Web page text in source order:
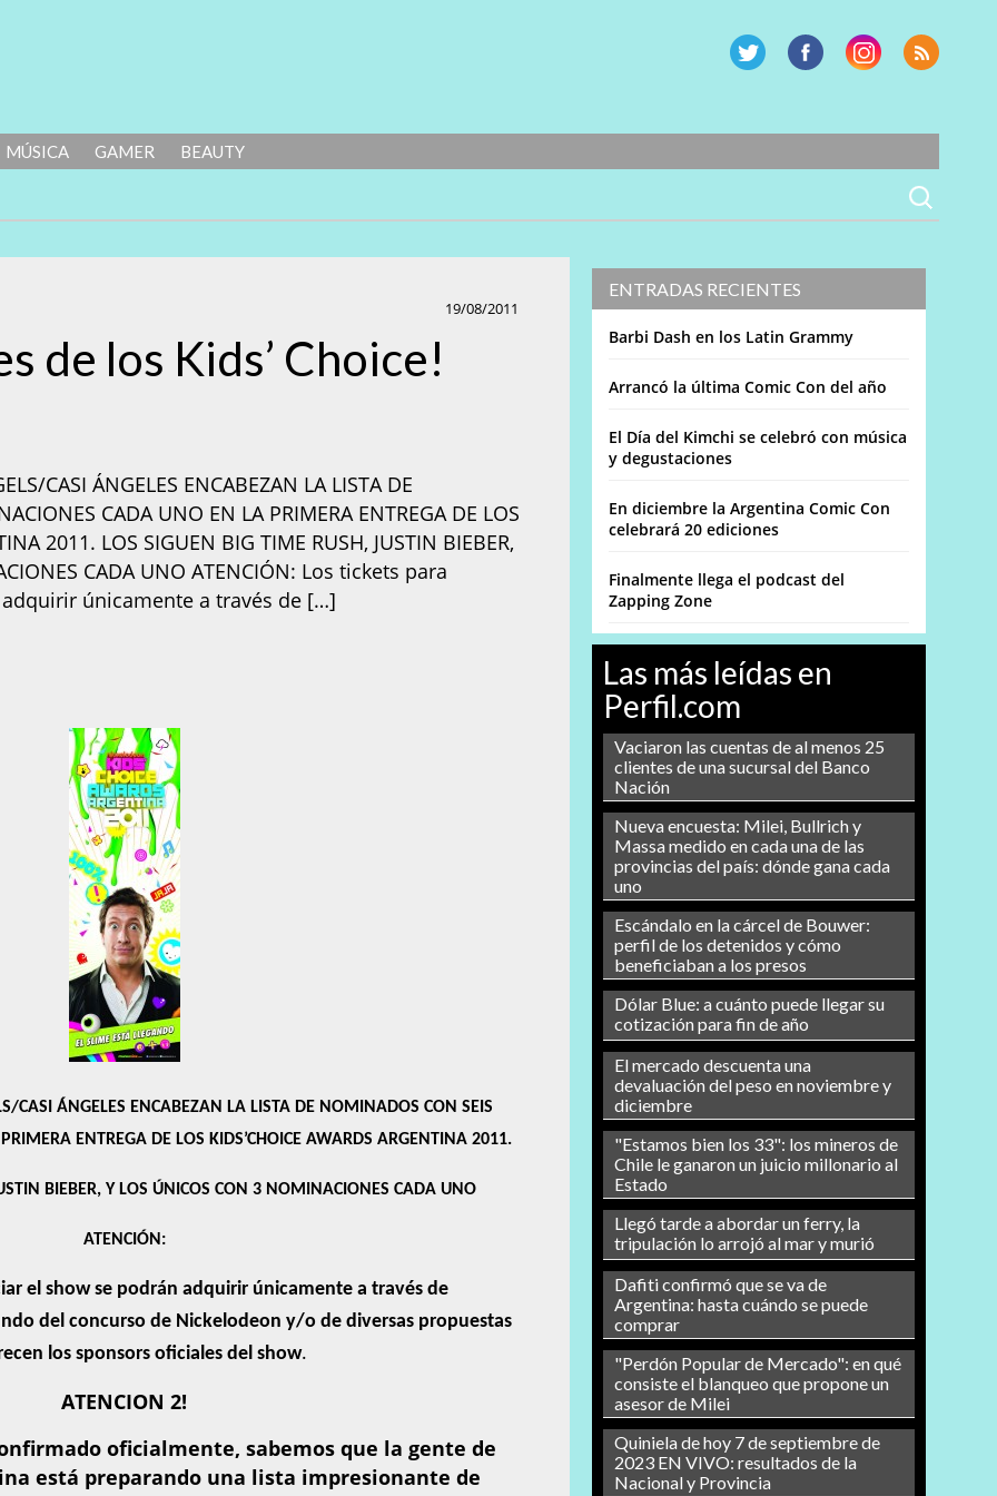
MÚSICA GAMER BEAUTY
ENTRADAS RECIENTES
Barbi Dash en los Latin Grammy
Arrancó la última Comic Con del año
El Día del Kimchi se celebró con música
y degustaciones
En diciembre la Argentina Comic Con
celebrará 20 ediciones
Finalmente llega el podcast del
Zapping Zone
Las más leídas en
Perfil.com
Vaciaron las cuentas de al menos 25
clientes de una sucursal del Banco
Nación
Nueva encuesta: Milei, Bullrich y
Massa medido en cada una de las
provincias del país: dónde gana cada
uno
Escándalo en la cárcel de Bouwer:
perfil de los detenidos y cómo
beneficiaban a los presos
Dólar Blue: a cuánto puede llegar su
cotización para fin de año
El mercado descuenta una
devaluación del peso en noviembre y
diciembre
"Estamos bien los 33": los mineros de
Chile le ganaron un juicio millonario al
Estado
Llegó tarde a abordar un ferry, la
tripulación lo arrojó al mar y murió
Dafiti confirmó que se va de
Argentina: hasta cuándo se puede
comprar
"Perdón Popular de Mercado": en qué
consiste el blanqueo que propone un
asesor de Milei
Quiniela de hoy 7 de septiembre de
2023 EN VIVO: resultados de la
Nacional y Provincia
19/08/2011
de los Kids’ Choice!
CASI ÁNGELES ENCABEZAN LA LISTA DE
CADA UNO EN LA PRIMERA ENTREGA DE LOS
2011. LOS SIGUEN BIG TIME RUSH, JUSTIN BIEBER,
CADA UNO ATENCIÓN: Los tickets para
únicamente a través de […]
CASI ÁNGELES ENCABEZAN LA LISTA DE NOMINADOS CON SEIS
ENTREGA DE LOS KIDS’CHOICE AWARDS ARGENTINA 2011.
BIEBER, Y LOS ÚNICOS CON 3 NOMINACIONES CADA UNO
ATENCIÓN:
el show se podrán adquirir únicamente a través de
del concurso de Nickelodeon y/o de diversas propuestas
los sponsors oficiales del show.
ATENCION 2!
oficialmente, sabemos que la gente de
está preparando una lista impresionante de